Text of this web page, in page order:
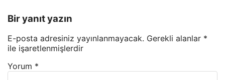
Bir yanıt yazın
E-posta adresiniz yayınlanmayacak. Gerekli alanlar *
ile işaretlenmişlerdir
Yorum *